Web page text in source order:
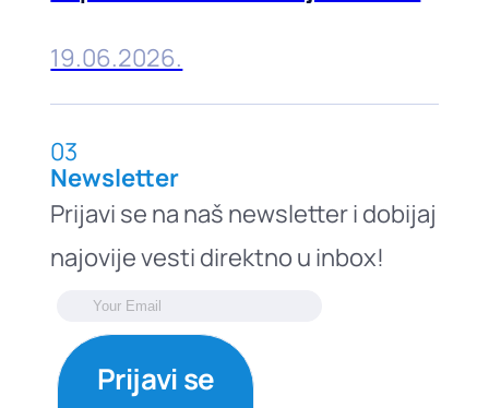
19.06.2026.
03
Newsletter
Prijavi se na naš newsletter i dobijaj
najovije vesti direktno u inbox!
Prijavi se